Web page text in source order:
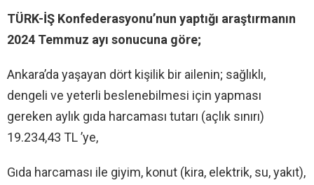
TÜRK-İŞ Konfederasyonu’nun yaptığı araştırmanın
2024 Temmuz ayı sonucuna göre;
Ankara’da yaşayan dört kişilik bir ailenin; sağlıklı,
dengeli ve yeterli beslenebilmesi için yapması
gereken aylık gıda harcaması tutarı (açlık sınırı)
19.234,43 TL ’ye,
Gıda harcaması ile giyim, konut (kira, elektrik, su, yakıt),